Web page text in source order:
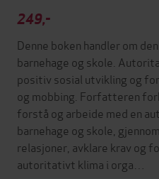
249,-
Denne boken handler om
barnehage og skole.
positiv sosial utvikling og
og mobbing. Forfatteren
forstå og arbeide med en
barnehage og skole,
relasjoner, avklare krav og
autoritativt klima i orga…